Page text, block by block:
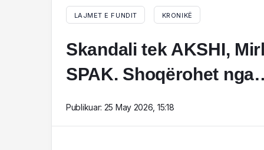
LAJMET E FUNDIT KRONIKË
Skandali tek AKSHI,
SPAK. Shoqërohet
Publikuar: 25 May 2026, 15:18